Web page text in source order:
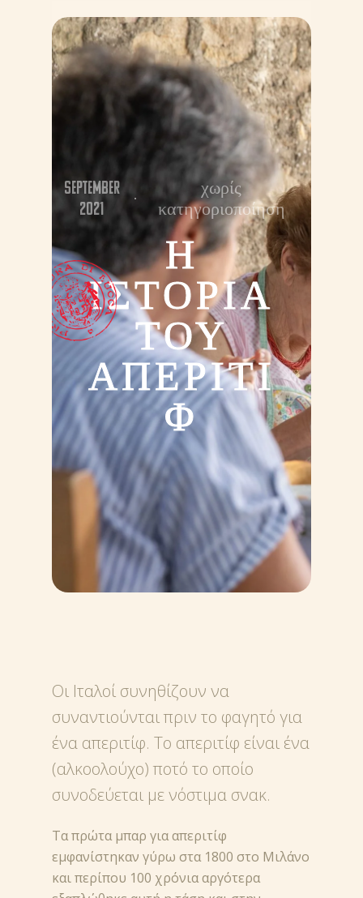
September
2021
χωρίς
κατηγοριοποίηση
Η
ΙΣΤΟΡΙΑ
ΤΟΥ
ΑΠΕΡΙΤΙ
Φ
Οι Ιταλοί συνηθίζουν να
συναντιούνται πριν το φαγητό για
ένα απεριτίφ. Το απεριτίφ είναι ένα
(αλκοολούχο) ποτό το οποίο
συνοδεύεται με νόστιμα σνακ.
Τα πρώτα μπαρ για απεριτίφ
εμφανίστηκαν γύρω στα 1800 στο Μιλάνο
και περίπου 100 χρόνια αργότερα